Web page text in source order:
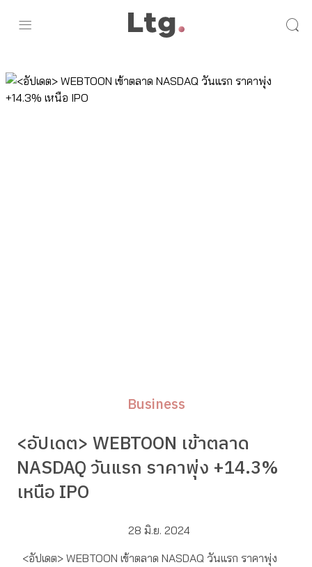
Business
<อัปเดต> WEBTOON เข้าตลาด
NASDAQ วันแรก ราคาพุ่ง +14.3%
เหนือ IPO
28 มิ.ย. 2024
<อัปเดต> WEBTOON เข้าตลาด NASDAQ วันแรก ราคาพุ่ง